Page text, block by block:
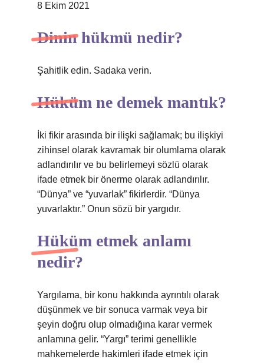
8 Ekim 2021
Dinin hükmü nedir?
Şahitlik edin. Sadaka verin.
Hüküm ne demek mantık?
İki fikir arasında bir ilişki sağlamak; bu ilişkiyi
zihinsel olarak kavramak bir olumlama olarak
adlandırılır ve bu belirlemeyi sözlü olarak
ifade etmek bir önerme olarak adlandırılır.
“Dünya” ve “yuvarlak” fikirlerdir. “Dünya
yuvarlaktır.” Onun sözü bir yargıdır.
Hüküm etmek anlamı
nedir?
Yargılama, bir konu hakkında ayrıntılı olarak
düşünmek ve bir sonuca varmak veya bir
şeyin doğru olup olmadığına karar vermek
anlamına gelir. “Yargı” terimi genellikle
mahkemelerde hakimleri ifade etmek için